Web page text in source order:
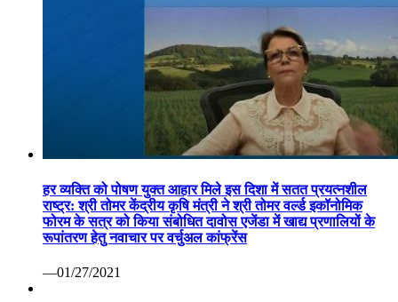
हर व्यक्ति को पोषण युक्त आहार मिले इस दिशा में सतत प्रयत्नशील
राष्ट्र: श्री तोमर केंद्रीय कृषि मंत्री ने श्री तोमर वर्ल्ड इकॉनोमिक
फोरम के सत्र को किया संबोधित दावोस एजेंडा में खाद्य प्रणालियों के
रूपांतरण हेतु नवाचार पर वर्चुअल कांफ्रेंस
—01/27/2021